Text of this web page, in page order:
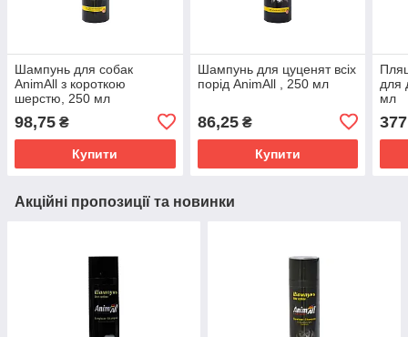
Шампунь для собак
AnimAll з короткою
шерстю, 250 мл
98,75 ₴
Купити
Шампунь для цуценят всіх
порід AnimAll , 250 мл
86,25₴
Купити
для
мл
Акційні пропозиції та новинки